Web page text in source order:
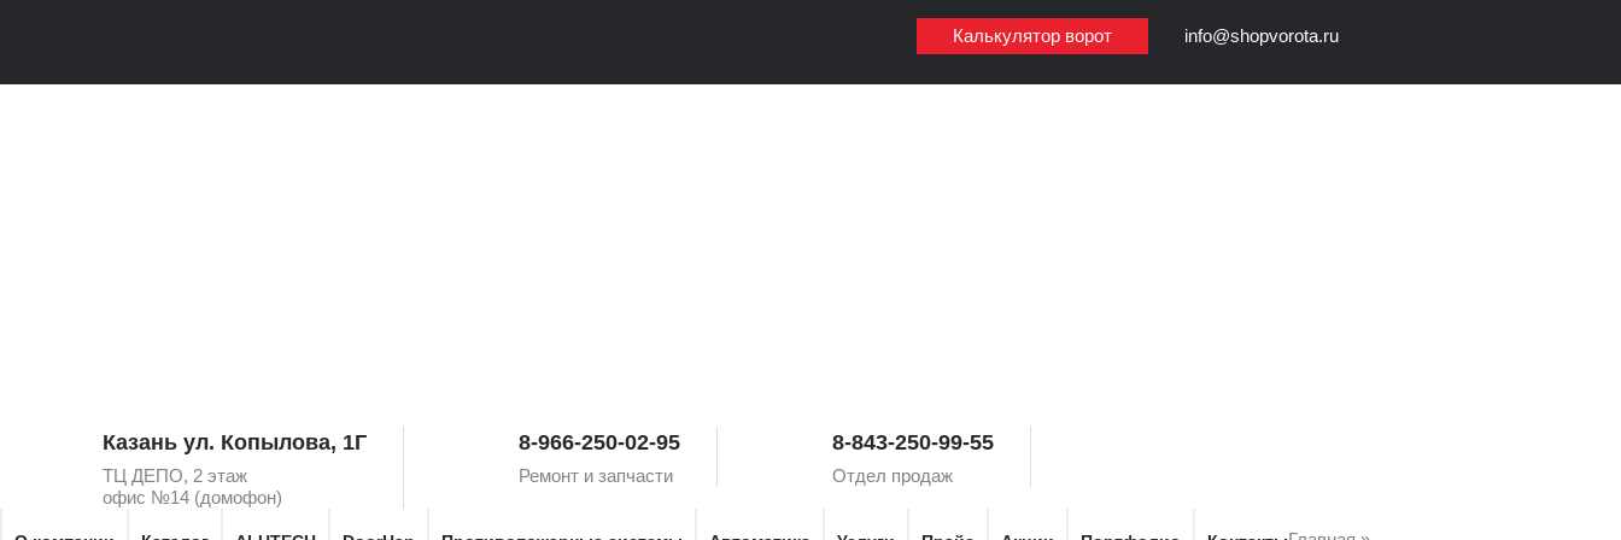
Калькулятор ворот info@shopvorota.ru
Казань ул. Копылова, 1Г
ТЦ ДЕПО, 2 этаж
офис №14 (домофон)
8-966-250-02-95
Ремонт и запчасти
8-843-250-99-55
Отдел продаж